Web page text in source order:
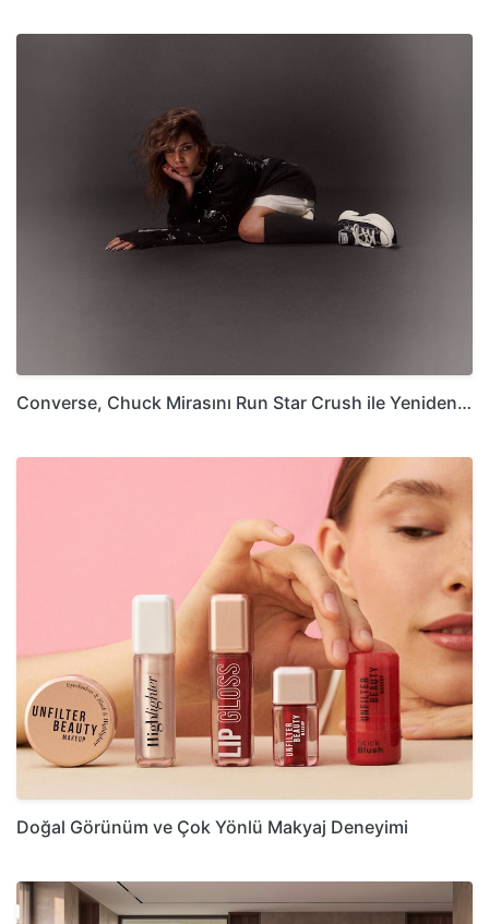
Converse, Chuck Mirasını Run Star Crush ile Yeniden…
Doğal Görünüm ve Çok Yönlü Makyaj Deneyimi